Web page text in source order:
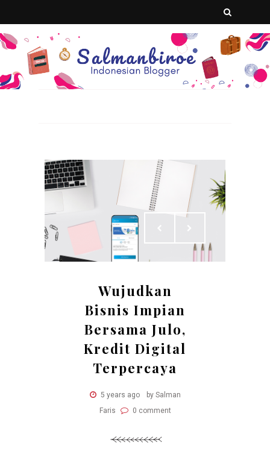
Wujudkan
Bisnis Impian
Bersama Julo,
Kredit Digital
Terpercaya
5 years ago
by Salman
Faris
0 comment